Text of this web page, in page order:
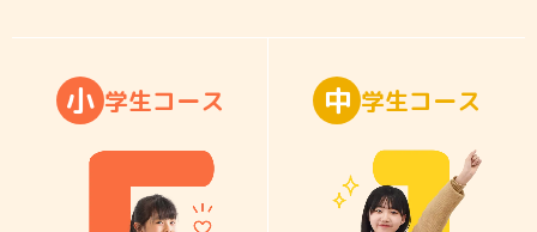
小 学生コース 中 学生コース